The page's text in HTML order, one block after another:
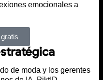
emocionales a
de moda y los gerentes